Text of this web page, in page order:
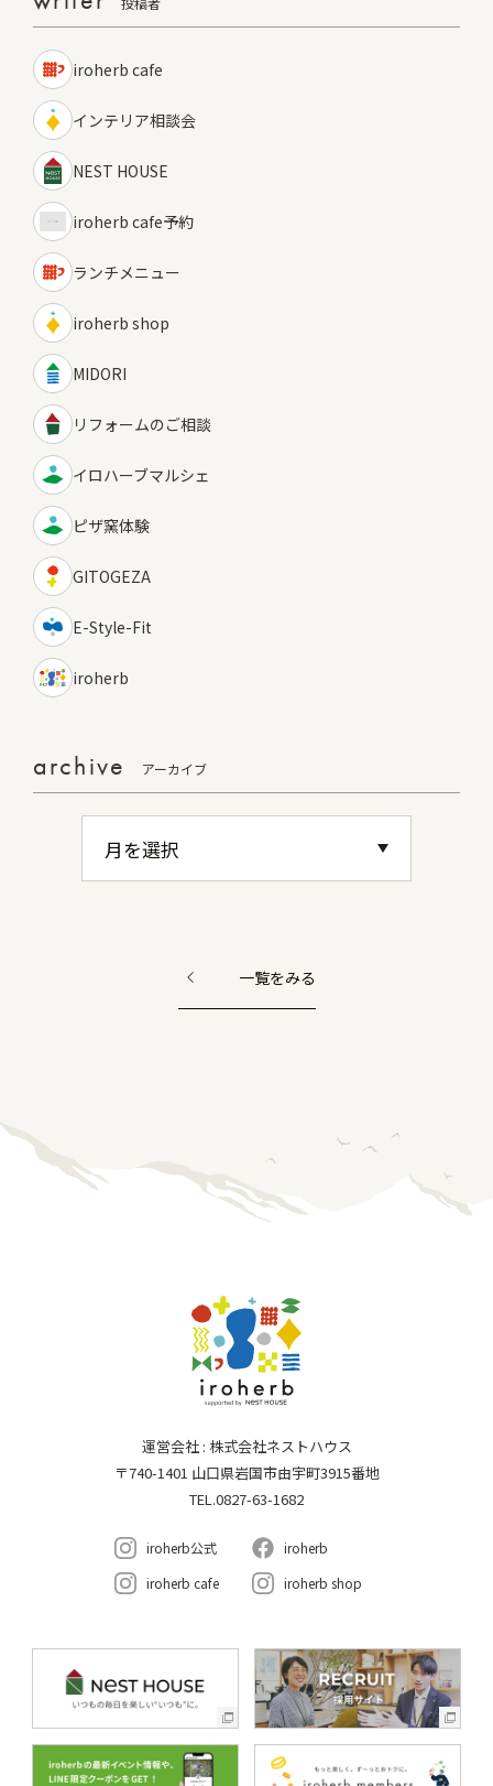
iroherb cafe
インテリア相談会
NEST HOUSE
iroherb cafe予約
ランチメニュー
iroherb shop
MIDORI
リフォームのご相談
イロハーブマルシェ
ピザ窯体験
GITOGEZA
E-Style-Fit
iroherb
archive アーカイブ
一覧をみる
運営会社 : 株式会社ネストハウス
〒740-1401 山口県岩国市由宇町3915番地
TEL.0827-63-1682
iroherb公式
iroherb
iroherb cafe
iroherb shop